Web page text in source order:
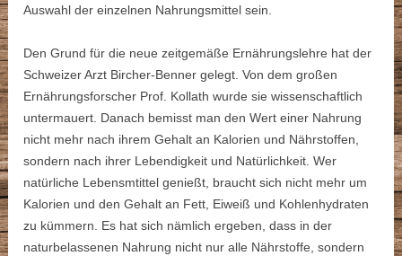
Auswahl der einzelnen Nahrungsmittel sein.
Den Grund für die neue zeitgemäße Ernährungslehre hat der
Schweizer Arzt Bircher-Benner gelegt. Von dem großen
Ernährungsforscher Prof. Kollath wurde sie wissenschaftlich
untermauert. Danach bemisst man den Wert einer Nahrung
nicht mehr nach ihrem Gehalt an Kalorien und Nährstoffen,
sondern nach ihrer Lebendigkeit und Natürlichkeit. Wer
natürliche Lebensmtittel genießt, braucht sich nicht mehr um
Kalorien und den Gehalt an Fett, Eiweiß und Kohlenhydraten
zu kümmern. Es hat sich nämlich ergeben, dass in der
naturbelassenen Nahrung nicht nur alle Nährstoffe, sondern